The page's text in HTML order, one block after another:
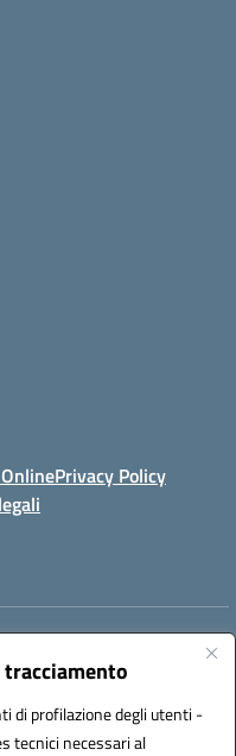
di profilazione degli utenti -
tecnici necessari al
Privacy Policy